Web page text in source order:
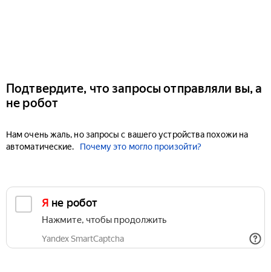
Подтвердите, что запросы отправляли вы, а
не робот
Нам очень жаль, но запросы с вашего устройства похожи на
автоматические.
Почему это могло произойти?
Я не робот
Нажмите, чтобы продолжить
Yandex SmartCaptcha